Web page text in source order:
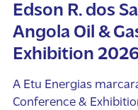
Edson R. dos
Angola Oil &
Exhibition
A Etu Energias
Conference &